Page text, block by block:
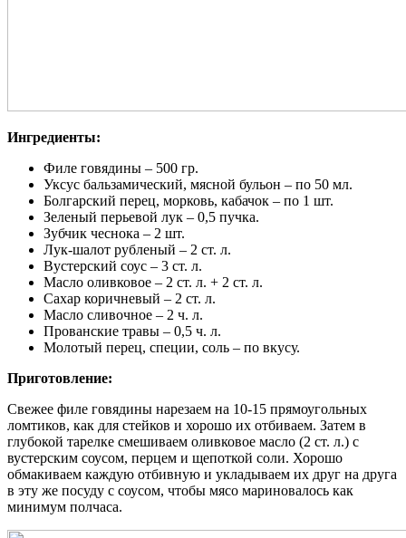
Ингредиенты:
Филе говядины – 500 гр.
Уксус бальзамический, мясной бульон – по 50 мл.
Болгарский перец, морковь, кабачок – по 1 шт.
Зеленый перьевой лук – 0,5 пучка.
Зубчик чеснока – 2 шт.
Лук-шалот рубленый – 2 ст. л.
Вустерский соус – 3 ст. л.
Масло оливковое – 2 ст. л. + 2 ст. л.
Сахар коричневый – 2 ст. л.
Масло сливочное – 2 ч. л.
Прованские травы – 0,5 ч. л.
Молотый перец, специи, соль – по вкусу.
Приготовление:
Свежее филе говядины нарезаем на 10-15 прямоугольных
ломтиков, как для стейков и хорошо их отбиваем. Затем в
глубокой тарелке смешиваем оливковое масло (2 ст. л.) с
вустерским соусом, перцем и щепоткой соли. Хорошо
обмакиваем каждую отбивную и укладываем их друг на друга
в эту же посуду с соусом, чтобы мясо мариновалось как
минимум полчаса.